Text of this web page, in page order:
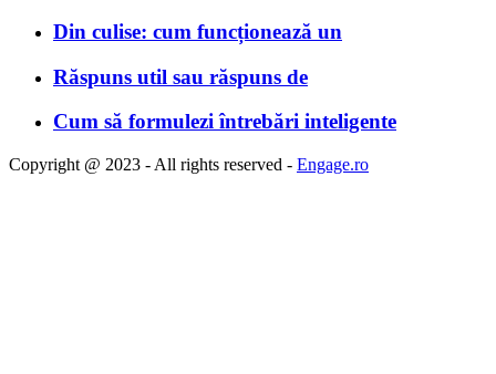
Din culise: cum funcționează un
Răspuns util sau răspuns de
Cum să formulezi întrebări inteligente
Copyright @ 2023 - All rights reserved - Engage.ro